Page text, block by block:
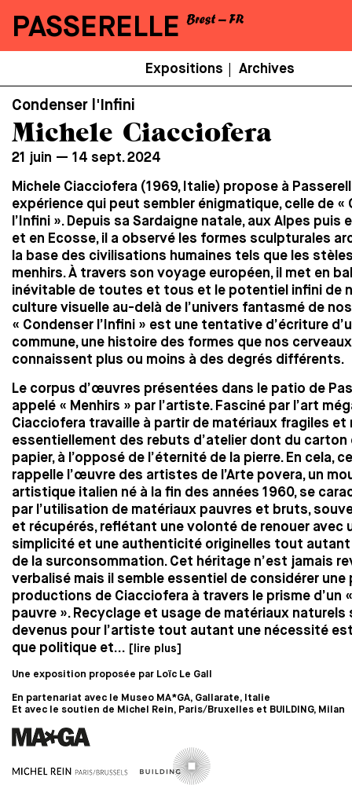
PASSERELLE
Secondaire
Expositions Archives
Condenser l'Infini
Michele Ciacciofera
21 juin — 14 sept. 2024
Michele Ciacciofera (1969, Italie) propose à
expérience qui peut sembler énigmatique, celle de «
l’Infini ». Depuis sa Sardaigne natale, aux Alpes puis
et en Ecosse, il a observé les formes sculpturales
la base des civilisations humaines tels que les
menhirs. À travers son voyage européen, il met en
inévitable de toutes et tous et le potentiel infini de
culture visuelle au-delà de l’univers fantasmé de
« Condenser l’Infini » est une tentative d’écriture
commune, une histoire des formes que nos cerveaux
connaissent plus ou moins à des degrés différents.
Le corpus d’œuvres présentées dans le patio de
appelé « Menhirs » par l’artiste. Fasciné par l’art
Ciacciofera travaille à partir de matériaux fragiles et
essentiellement des rebuts d’atelier dont du carton
papier, à l’opposé de l’éternité de la pierre. En cela,
rappelle l’œuvre des artistes de l’Arte povera, un
artistique italien né à la fin des années 1960, se
par l’utilisation de matériaux pauvres et bruts,
et récupérés, reflétant une volonté de renouer avec
simplicité et une authenticité originelles tout autant
de la surconsommation. Cet héritage n’est jamais
verbalisé mais il semble essentiel de considérer une
productions de Ciacciofera à travers le prisme d’un
pauvre ». Recyclage et usage de matériaux naturels
devenus pour l’artiste tout autant une nécessité
que politique et...
[lire plus]
Une exposition proposée par Loïc Le Gall
En partenariat avec le Museo MA*GA, Gallarate, Italie
Et avec le soutien de Michel Rein, Paris/Bruxelles et BUILDING, Milan